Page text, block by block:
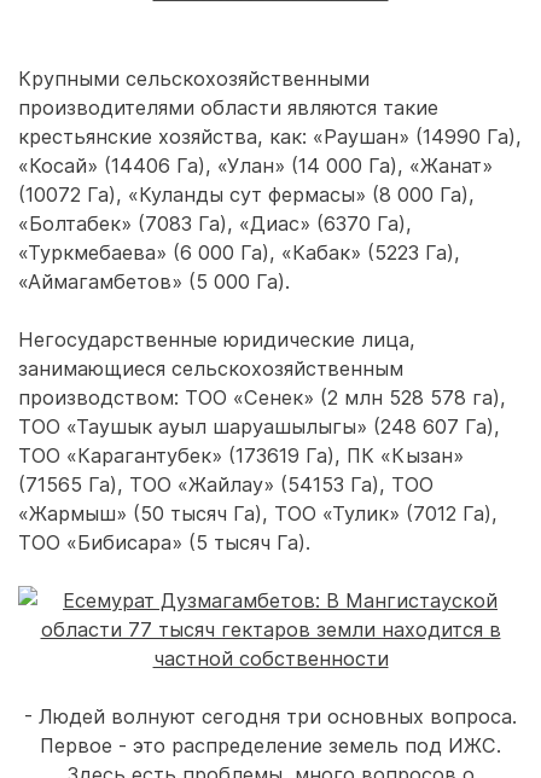
Крупными сельскохозяйственными
производителями области являются такие
крестьянские хозяйства, как: «Раушан» (14990 Га),
«Косай» (14406 Га), «Улан» (14 000 Га), «Жанат»
(10072 Га), «Куланды сут фермасы» (8 000 Га),
«Болтабек» (7083 Га), «Диас» (6370 Га),
«Туркмебаева» (6 000 Га), «Кабак» (5223 Га),
«Аймагамбетов» (5 000 Га).
Негосударственные юридические лица,
занимающиеся сельскохозяйственным
производством: ТОО «Сенек» (2 млн 528 578 га),
ТОО «Таушык ауыл шаруашылыгы» (248 607 Га),
ТОО «Карагантубек» (173619 Га), ПК «Кызан»
(71565 Га), ТОО «Жайлау» (54153 Га), ТОО
«Жармыш» (50 тысяч Га), ТОО «Тулик» (7012 Га),
ТОО «Бибисара» (5 тысяч Га).
- Людей волнуют сегодня три основных вопроса.
Первое - это распределение земель под ИЖС.